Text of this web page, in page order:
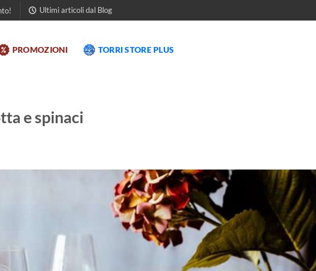
Ultimi articoli dal Blog
PROMOZIONI TORRI STORE PLUS
e spinaci